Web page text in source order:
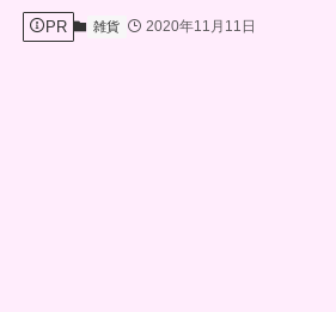
PR 雑貨 2020年11月11日